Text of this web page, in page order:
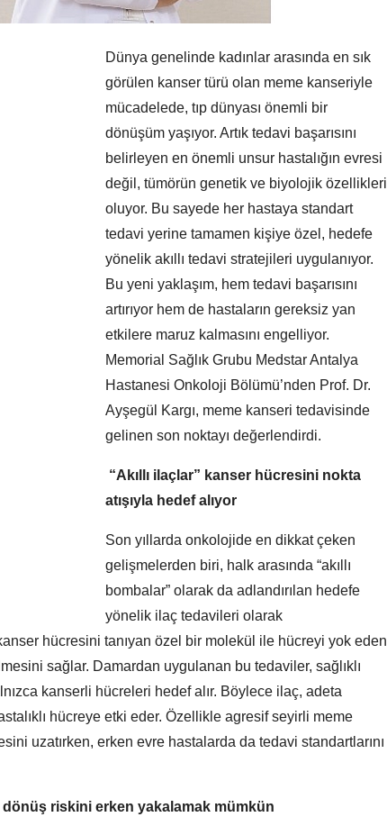
Dünya genelinde kadınlar arasında en sık
görülen kanser türü olan meme kanseriyle
mücadelede, tıp dünyası önemli bir
dönüşüm yaşıyor. Artık tedavi başarısını
belirleyen en önemli unsur hastalığın evresi
değil, tümörün genetik ve biyolojik özellikleri
oluyor. Bu sayede her hastaya standart
tedavi yerine tamamen kişiye özel, hedefe
yönelik akıllı tedavi stratejileri uygulanıyor.
Bu yeni yaklaşım, hem tedavi başarısını
artırıyor hem de hastaların gereksiz yan
etkilere maruz kalmasını engelliyor.
Memorial Sağlık Grubu Medstar Antalya
Hastanesi Onkoloji Bölümü’nden Prof. Dr.
Ayşegül Kargı, meme kanseri tedavisinde
gelinen son noktayı değerlendirdi.
“Akıllı ilaçlar” kanser hücresini nokta
atışıyla hedef alıyor
Son yıllarda onkolojide en dikkat çeken
gelişmelerden biri, halk arasında “akıllı
bombalar” olarak da adlandırılan hedefe
yönelik ilaç tedavileri olarak
hücresini tanıyan özel bir molekül ile hücreyi yok eden
sağlar. Damardan uygulanan bu tedaviler, sağlıklı
kanserli hücreleri hedef alır. Böylece ilaç, adeta
hücreye etki eder. Özellikle agresif seyirli meme
uzatırken, erken evre hastalarda da tedavi standartlarını
dönüş riskini erken yakalamak mümkün